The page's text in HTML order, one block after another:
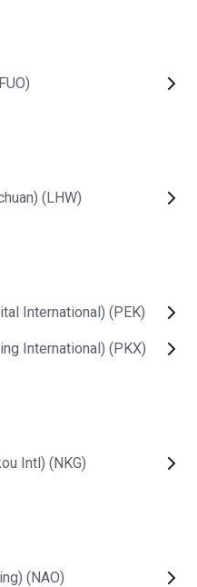
(LHW)
International) (PEK)
International) (PKX)
Intl) (NKG)
(NAO)